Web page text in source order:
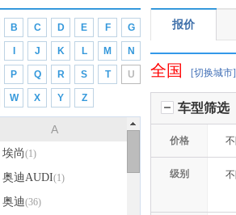
B C D E F G
J K L M N
P Q R S T U
W X Y Z
A
埃尚(1)
奥迪AUDI(1)
奥迪(36)
报价
全国 [切换城市]
车型筛选
价格
级别